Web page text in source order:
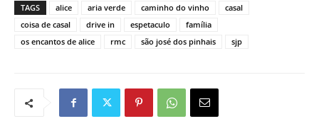
TAGS alice aria verde caminho do vinho
casal
coisa de casal
drive in espetaculo
família
os encantos de alice
rmc são josé dos pinhais sjp